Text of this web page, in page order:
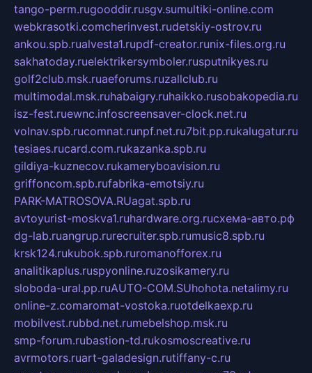
tango-perm.rugooddir.rusgv.sumultiki-online.com
webkrasotki.comcherinvest.rudetskiy-ostrov.ru
ankou.spb.rualvesta1.rupdf-creator.runix-files.org.ru
sakhatoday.ruelektrikersymboler.rusputnikyes.ru
golf2club.msk.ruaeforums.ruzallclub.ru
multimodal.msk.ruhabaigry.ruhaikko.rusobakopedia.ru
isz-fest.ruewnc.infoscreensaver-clock.net.ru
volnav.spb.rucomnat.runpf.net.ru7bit.pp.rukalugatur.ru
tesiaes.rucard.com.rukazanka.spb.ru
gildiya-kuznecov.rukameryboavision.ru
griffoncom.spb.rufabrika-emotsiy.ru
PARK-MATROSOVA.RUagat.spb.ru
avtoyurist-moskva1.ruhardware.org.ruсхема-авто.рф
dg-lab.ruangrup.rurecruiter.spb.rumusic8.spb.ru
krsk124.rukubok.spb.ruromanofforex.ru
analitikaplus.ruspyonline.ruzosikamery.ru
sloboda-ural.pp.ruAUTO-COM.SUhohota.netalimy.ru
online-z.comaromat-vostoka.ruotdelkaexp.ru
mobilvest.rubbd.net.rumebelshop.msk.ru
smp-forum.rubastion-td.rukosmoscreative.ru
avrmotors.ruart-galadesign.rutiffany-c.ru